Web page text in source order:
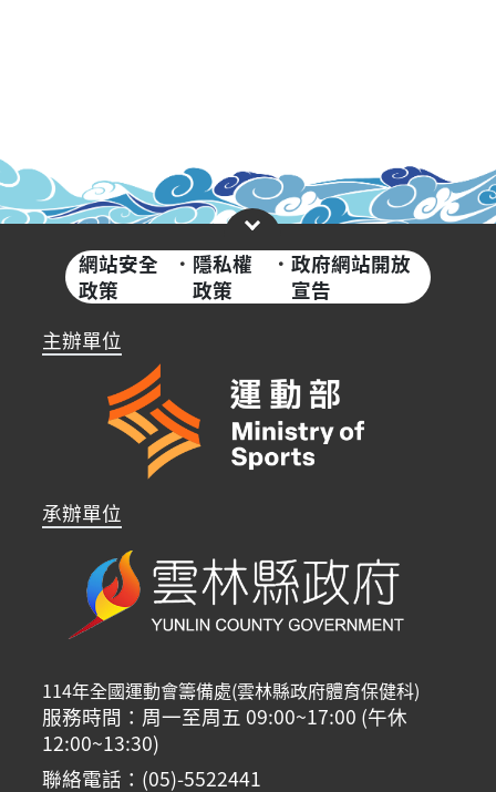
網站安全
政策
· 隱私權
政策
·政府網站開放
宣告
主辦單位
承辦單位
114年全國運動會籌備處(雲林縣政府體育保健科)
服務時間：周一至周五 09:00~17:00 (午休
12:00~13:30)
聯絡電話：(05)-5522441